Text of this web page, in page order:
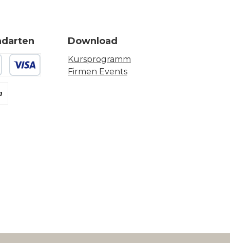
Download
Kursprogramm
Firmen Events